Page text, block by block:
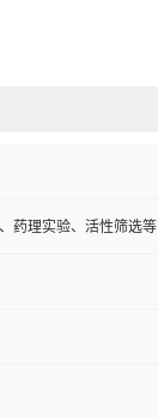
药理实验、活性筛选等